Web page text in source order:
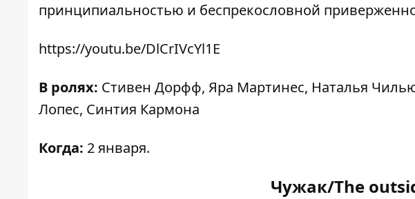
принципиальностью и беспрекословной
https://youtu.be/DlCrIVcYl1E
В ролях: Стивен Дорфф, Яра Мартинес, Наталья
Лопес, Синтия Кармона
Когда: 2 января.
Чужак/The